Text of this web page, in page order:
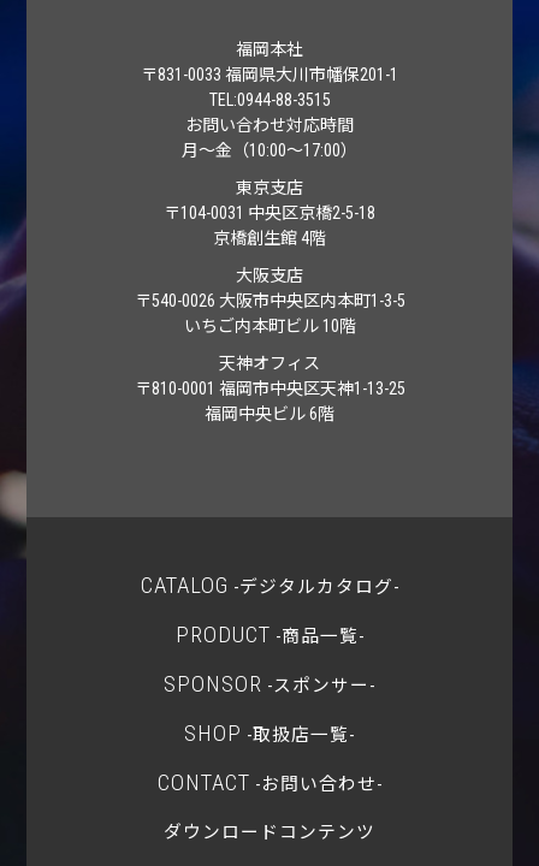
福岡本社
〒831-0033 福岡県大川市幡保201-1
TEL:0944-88-3515
お問い合わせ対応時間
月～金（10:00～17:00）
東京支店
〒104-0031 中央区京橋2-5-18
京橋創生館 4階
大阪支店
〒540-0026 大阪市中央区内本町1-3-5
いちご内本町ビル 10階
天神オフィス
〒810-0001 福岡市中央区天神1-13-25
福岡中央ビル 6階
CATALOG -デジタルカタログ-
PRODUCT -商品一覧-
SPONSOR -スポンサー-
SHOP -取扱店一覧-
CONTACT -お問い合わせ-
ダウンロードコンテンツ